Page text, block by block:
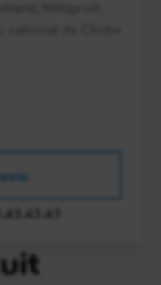
43 43